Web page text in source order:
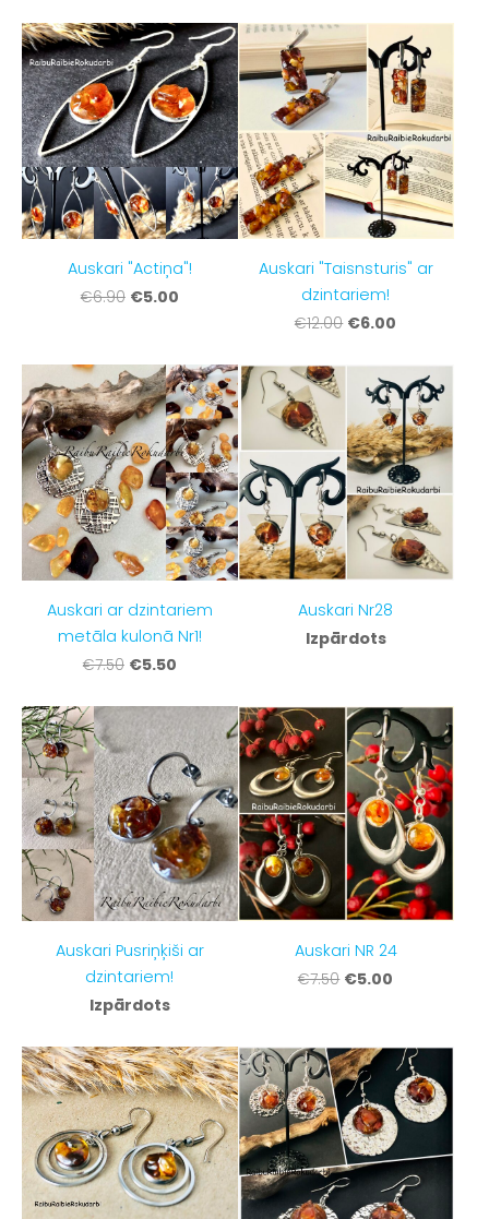
Auskari "Actiņa"!
€6.90 €5.00
Auskari "Taisnsturis" ar
dzintariem!
€12.00 €6.00
Auskari ar dzintariem
metāla kulonā Nr1!
€7.50 €5.50
Auskari Nr28
Izpārdots
Auskari Pusriņķiši ar
dzintariem!
Izpārdots
Auskari NR 24
€7.50 €5.00